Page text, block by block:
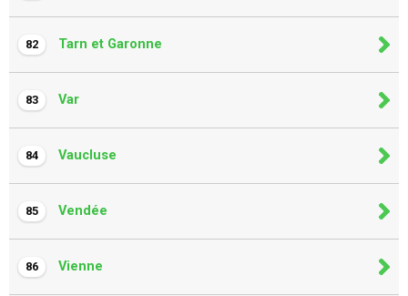
82 Tarn et Garonne
83 Var
84 Vaucluse
85 Vendée
86 Vienne